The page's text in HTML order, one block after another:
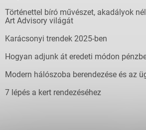
Történettel bíró művészet, akadályok
Art Advisory világát
Karácsonyi trendek 2025-ben
Hogyan adjunk át eredeti módon
Modern hálószoba berendezése és az
7 lépés a kert rendezéséhez